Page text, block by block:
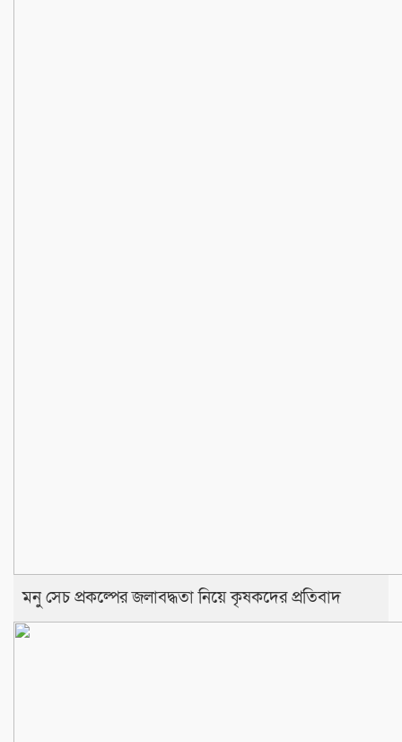
মনু সেচ প্রকল্পের জলাবদ্ধতা নিয়ে কৃষকদের প্রতিবাদ